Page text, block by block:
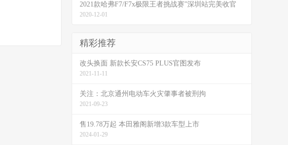
2021款哈弗F7/F7x极限王者挑战赛”深圳站完美收官
2020-12-01
精彩推荐
改头换面 新款长安CS75 PLUS官图发布
2021-11-11
关注：北京通州电动车火灾肇事者被刑拘
2021-09-23
售19.78万起 本田雅阁新增3款车型上市
2024-01-29